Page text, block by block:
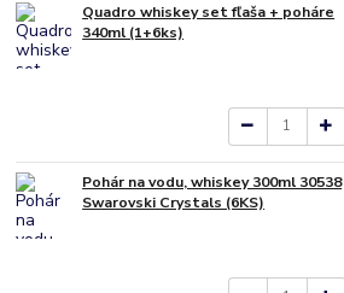
Quadro whiskey set fľaša + poháre
340ml (1+6ks)
Pohár na vodu, whiskey 300ml 30538
Swarovski Crystals (6KS)